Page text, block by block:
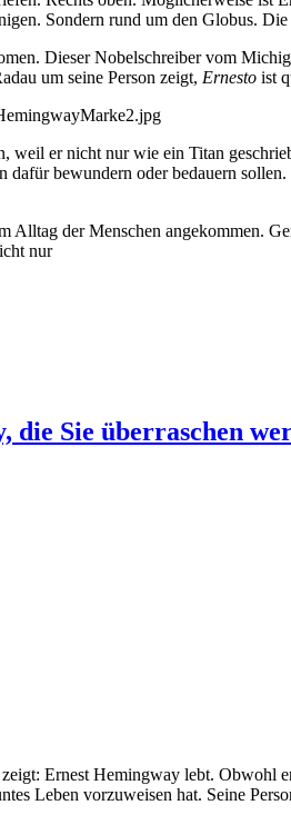
Sondern rund um den Globus.
Dieser Nobelschreiber vom
um seine Person zeigt, Ernesto ist
weil er nicht nur wie ein Titan
dafür bewundern oder bedauern
der Menschen angekommen.
nur
die Sie überraschen
Ernest Hemingway lebt.
Leben vorzuweisen hat. Seine